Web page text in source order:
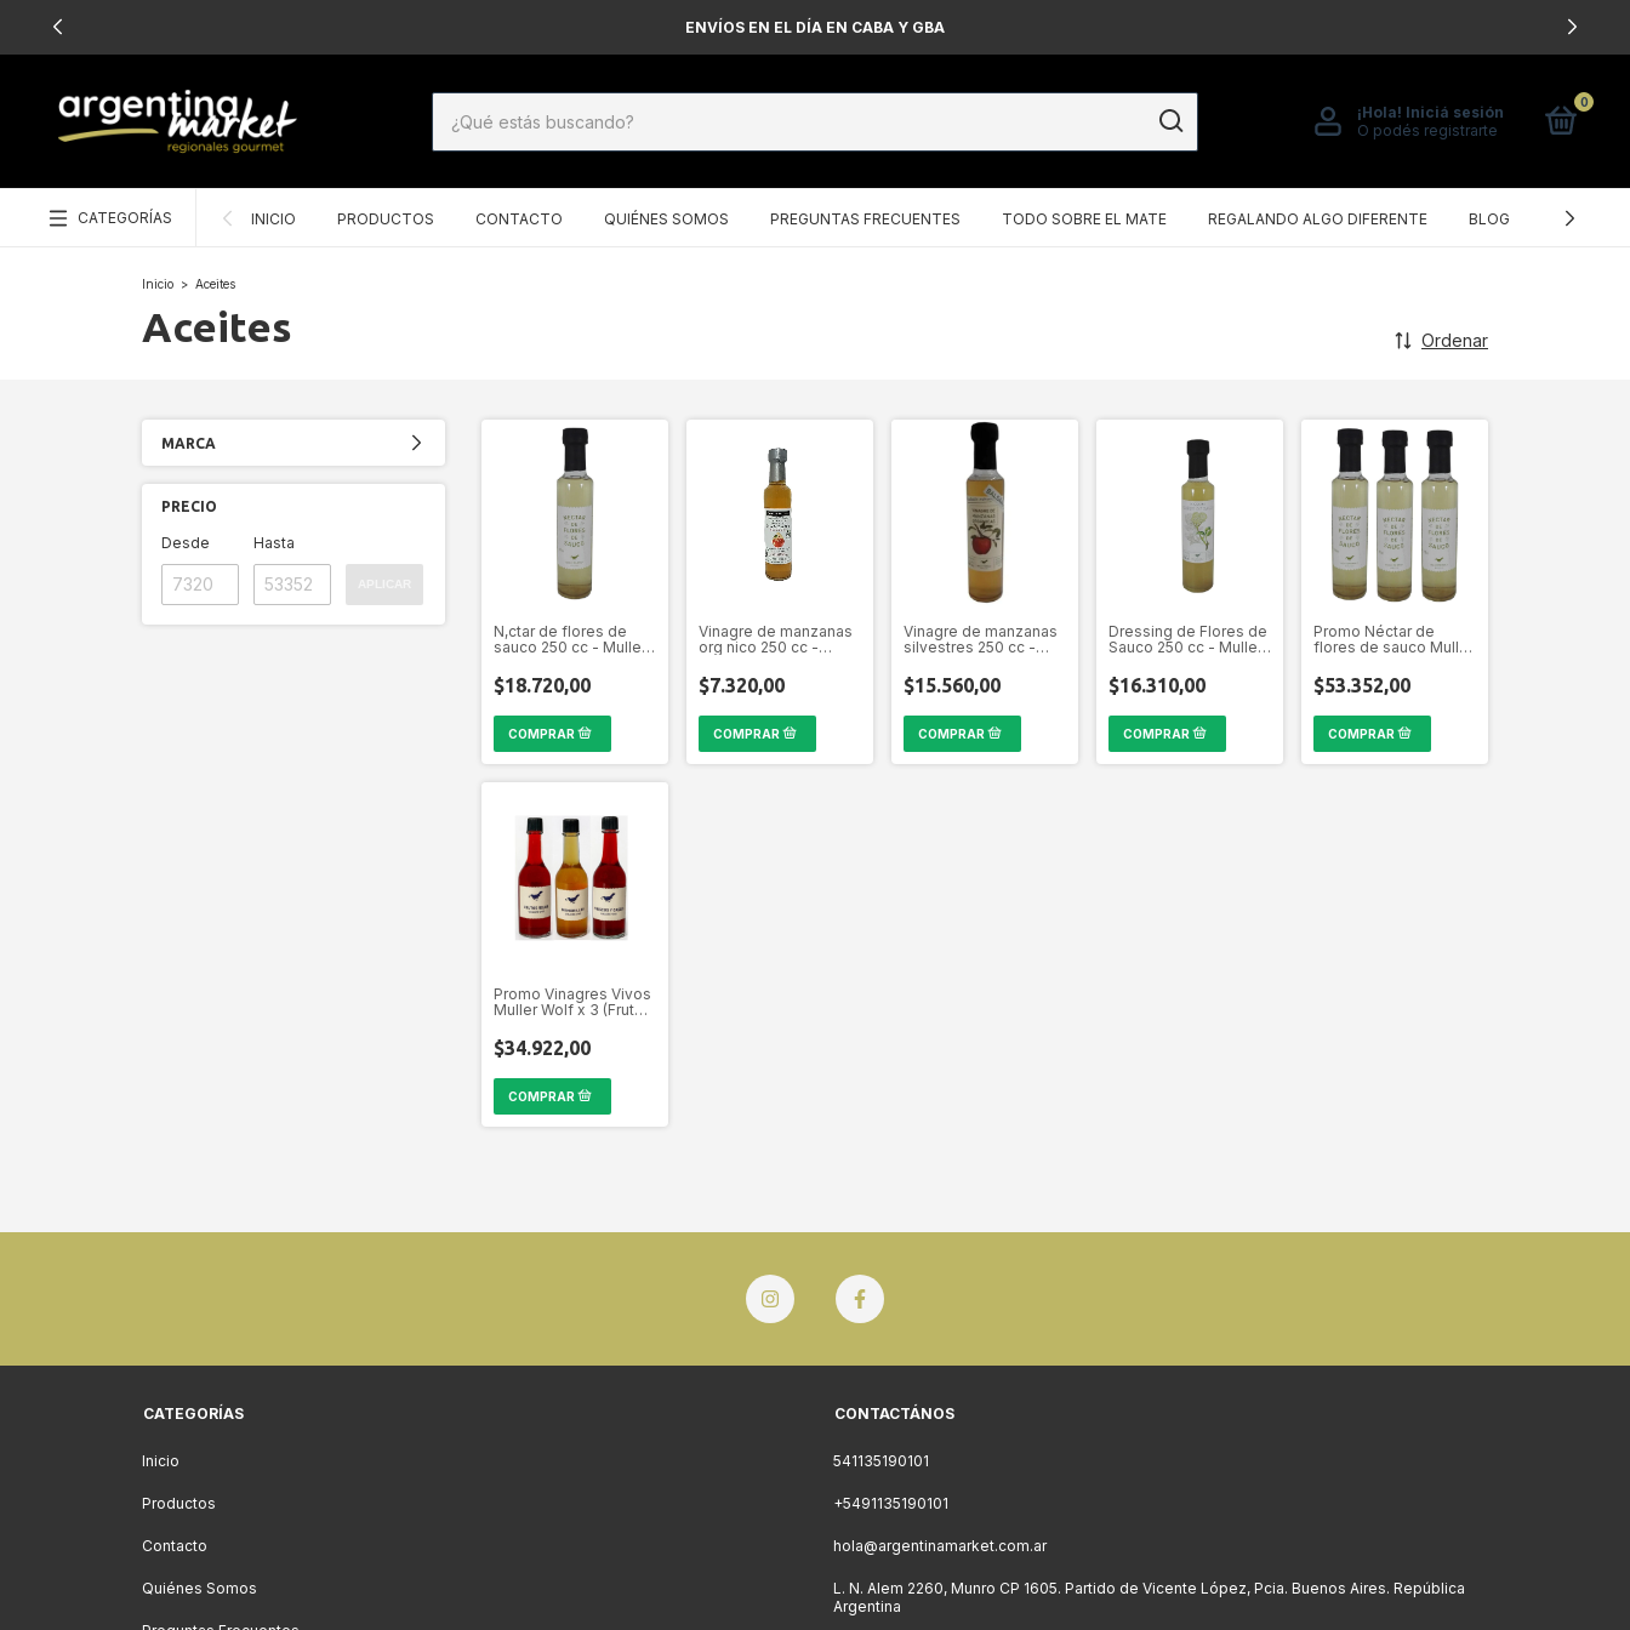
ENVÍOS EN EL DÍA EN CABA Y GBA
¡Hola! Iniciá sesión
O podés registrarte
0
CATEGORÍAS INICIO PRODUCTOS CONTACTO QUIÉNES SOMOS PREGUNTAS FRECUENTES TODO SOBRE EL MATE REGALANDO ALGO DIFERENTE BLOG POLÍTICA
Inicio > Aceites
Aceites Ordenar
MARCA
PRECIO
Desde Hasta
N‚ctar de flores de
sauco 250 cc - Muller
$18.720,00
Vinagre de manzanas
org nico 250 cc -
$7.320,00
Vinagre de manzanas
silvestres 250 cc -
$15.560,00
Dressing de Flores de
Sauco 250 cc - Muller
$16.310,00
Promo Néctar de
flores de sauco Muller
$53.352,00
Promo Vinagres Vivos
Muller Wolf x 3 (Frutos
Hibiscus)
$34.922,00
CATEGORÍAS
Inicio
Productos
Contacto
Quiénes Somos
CONTACTÁNOS
541135190101
+5491135190101
hola@argentinamarket.com.ar
L. N. Alem 2260, Munro CP 1605. Partido de Vicente López, Pcia. Buenos Aires. República
Argentina